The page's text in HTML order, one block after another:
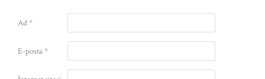
Ad*
E-posta*